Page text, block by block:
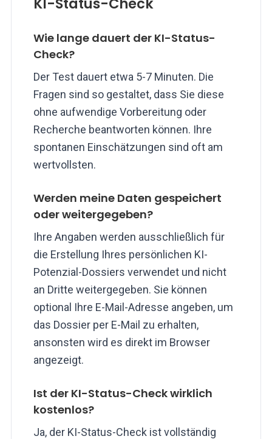
Wie lange dauert der KI-Status-
Check?
Der Test dauert etwa 5-7 Minuten. Die
Fragen sind so gestaltet, dass Sie diese
ohne aufwendige Vorbereitung oder
Recherche beantworten können. Ihre
spontanen Einschätzungen sind oft am
wertvollsten.
Werden meine Daten gespeichert
oder weitergegeben?
Ihre Angaben werden ausschließlich für
die Erstellung Ihres persönlichen KI-
Potenzial-Dossiers verwendet und nicht
an Dritte weitergegeben. Sie können
optional Ihre E-Mail-Adresse angeben, um
das Dossier per E-Mail zu erhalten,
ansonsten wird es direkt im Browser
angezeigt.
Ist der KI-Status-Check wirklich
kostenlos?
Ja, der KI-Status-Check ist vollständig